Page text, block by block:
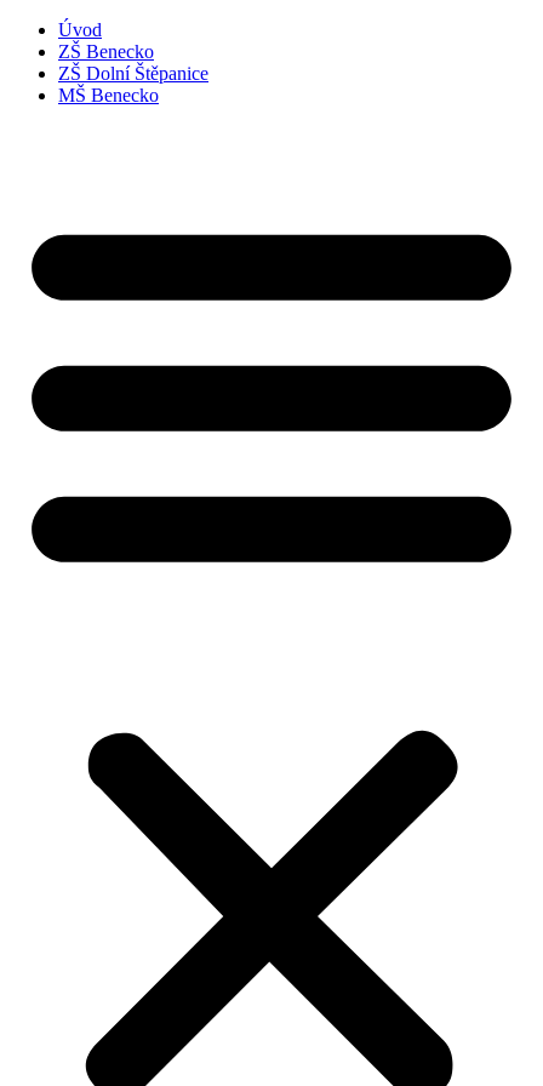
Úvod
ZŠ Benecko
ZŠ Dolní Štěpanice
MŠ Benecko